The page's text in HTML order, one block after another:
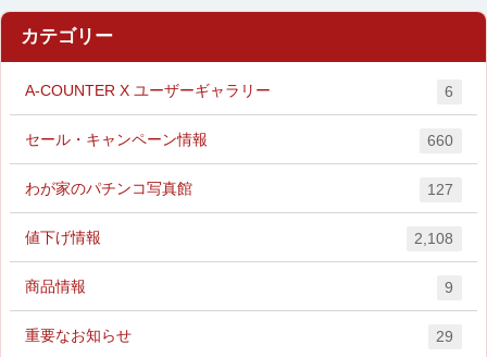
カテゴリー
A-COUNTER X ユーザーギャラリー 6
セール・キャンペーン情報 660
わが家のパチンコ写真館 127
値下げ情報 2,108
商品情報 9
重要なお知らせ 29